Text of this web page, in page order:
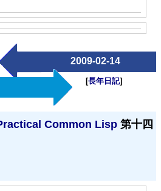
2009-02-14
[長年日記]
Common Lisp 第十四